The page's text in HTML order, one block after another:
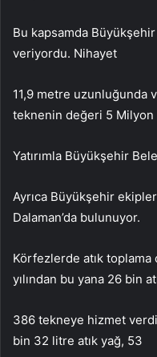
Bu kapsamda
veriyordu. Nihayet
11,9 metre uzunluğunda
teknenin değeri 5 Milyon
Yatırımla Büyükşehir
Ayrıca Büyükşehir
Dalaman’da bulunuyor.
Körfezlerde atık toplama
yılından bu yana 26 bin
386 tekneye hizmet
bin 32 litre atık yağ, 53